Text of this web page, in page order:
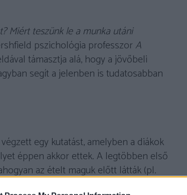
Miért teszünk le a munka utáni
pszichológia professzorA
támasztja alá, hogy a jövőbeli
segít a jelenben is tudatosabban
egy kutatást, amelyben a diákok
éppen akkor ettek. A legtöbben első
az ételt maguk előtt látták (pl.